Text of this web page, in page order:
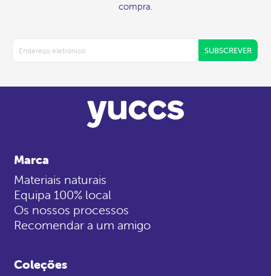
compra.
SUBSCREVER
Marca
Materiais naturais
Equipa 100% local
Os nossos processos
Recomendar a um amigo
Coleções